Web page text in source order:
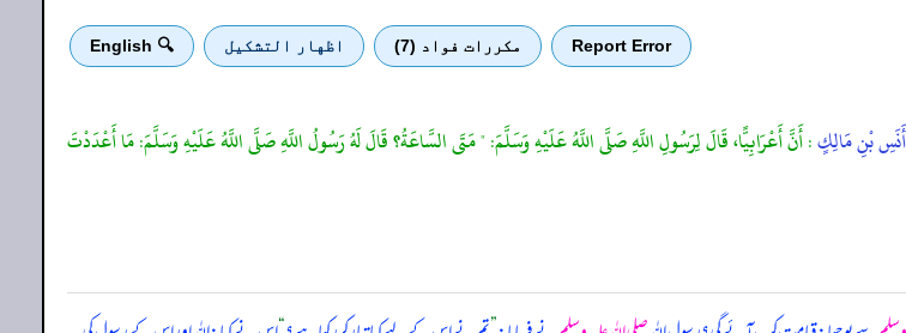
Report Error مكررات فواد (7) اظهار التشكيل 🔍 English
أَنَسِ بْنِ مَالِكٍ: أَنَّ أَعْرَابِيًّا، قَالَ لِرَسُولِ اللَّهِ صَلَّى اللَّهُ عَلَيْهِ وَسَلَّمَ: " مَتَى السَّاعَةُ؟ قَالَ لَهُ رَسُولُ اللَّهِ صَلَّى اللَّهُ عَلَيْهِ وَسَلَّمَ: مَا أَعْدَدْتَ